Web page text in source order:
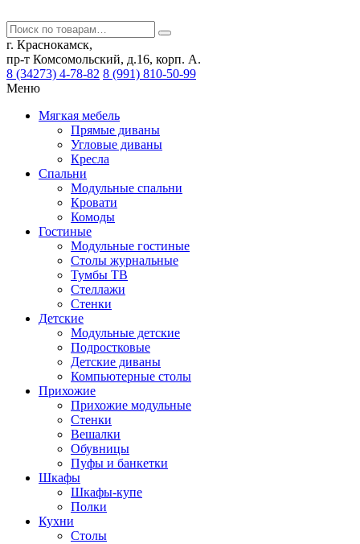
г. Краснокамск,
пр-т Комсомольский, д.16, корп. А.
8 (34273) 4-78-82 8 (991) 810-50-99
Меню
Мягкая мебель
Прямые диваны
Угловые диваны
Кресла
Спальни
Модульные спальни
Кровати
Комоды
Гостиные
Модульные гостиные
Столы журнальные
Тумбы ТВ
Стеллажи
Стенки
Детские
Модульные детские
Подростковые
Детские диваны
Компьютерные столы
Прихожие
Прихожие модульные
Стенки
Вешалки
Обувницы
Пуфы и банкетки
Шкафы
Шкафы-купе
Полки
Кухни
Столы